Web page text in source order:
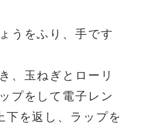
うをふり、手です
、玉ねぎとローリ
プをして電子レン
下を返し、ラップを